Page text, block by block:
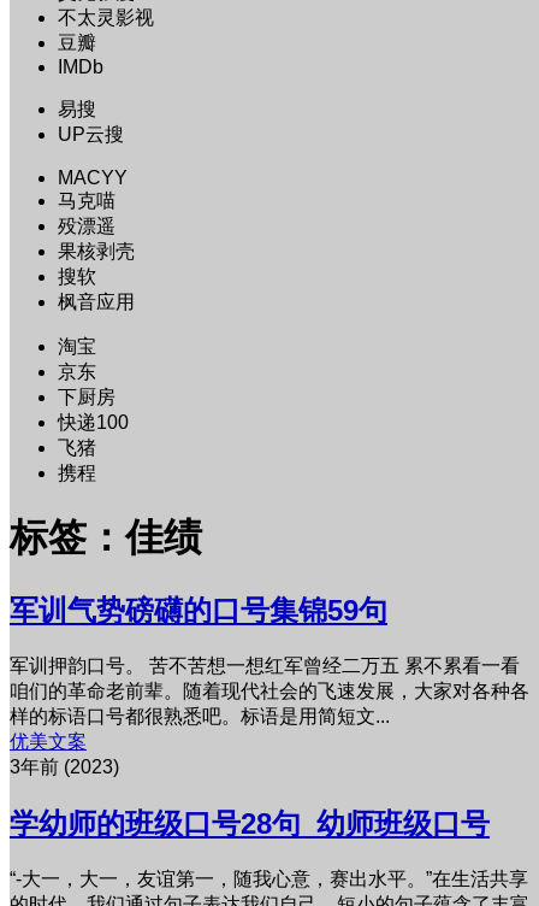
不太灵影视
豆瓣
IMDb
易搜
UP云搜
MACYY
马克喵
殁漂遥
果核剥壳
搜软
枫音应用
淘宝
京东
下厨房
快递100
飞猪
携程
标签：佳绩
军训气势磅礴的口号集锦59句
军训押韵口号。 苦不苦想一想红军曾经二万五 累不累看一看
咱们的革命老前辈。随着现代社会的飞速发展，大家对各种各
样的标语口号都很熟悉吧。标语是用简短文...
优美文案
3年前 (2023)
学幼师的班级口号28句_幼师班级口号
“-大一，大一，友谊第一，随我心意，赛出水平。”在生活共享